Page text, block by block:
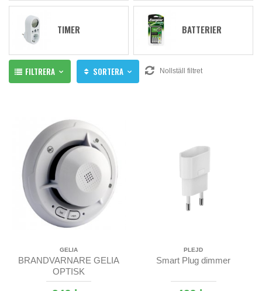
TIMER BATTERIER
FILTRERA SORTERA Nollställ filtret
GELIA
BRANDVARNARE GELIA
OPTISK
SAMKOPPLINGSBAR 10-
PLEJD
Smart Plug dimmer